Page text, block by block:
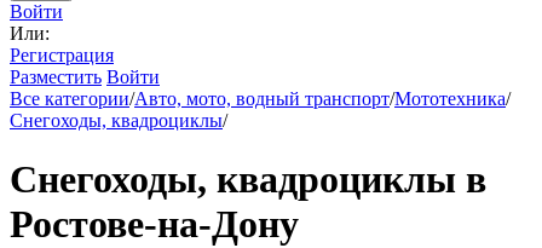
Войти
Или:
Регистрация
Разместить Войти
Все категории/Авто, мото, водный транспорт/Мототехника/
Снегоходы, квадроциклы/
Снегоходы, квадроциклы в
Ростове-на-Дону